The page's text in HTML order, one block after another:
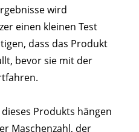
wird
einen kleinen Test
dass das Produkt
bevor sie mit der
Produkts hängen
Maschenzahl, der